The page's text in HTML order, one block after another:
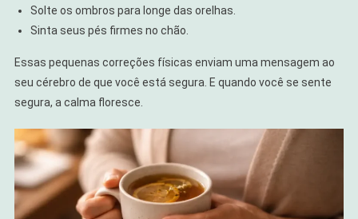
Solte os ombros para longe das orelhas.
Sinta seus pés firmes no chão.
Essas pequenas correções físicas enviam uma mensagem ao
seu cérebro de que você está segura. E quando você se sente
segura, a calma floresce.